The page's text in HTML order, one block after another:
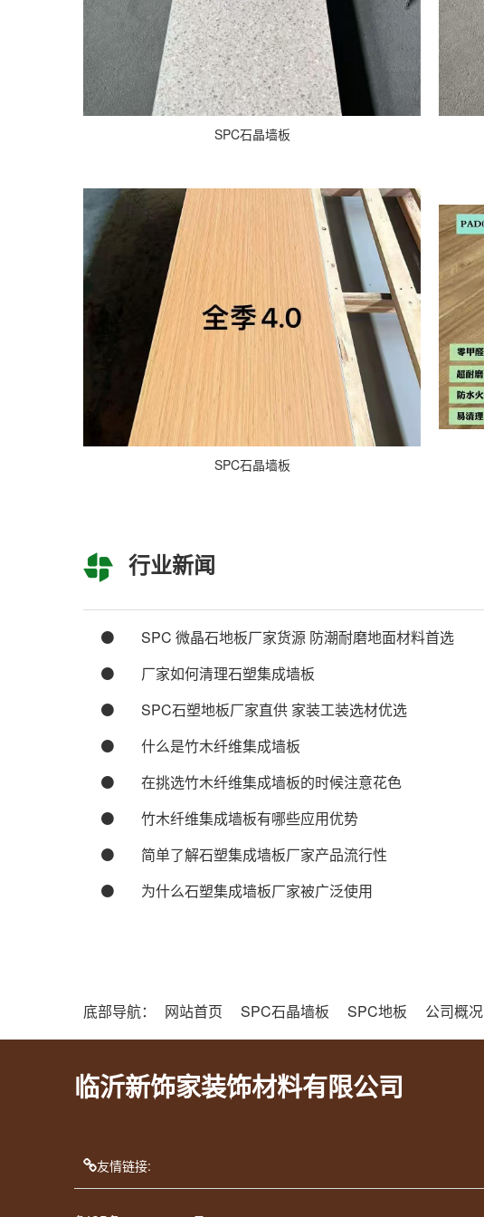
SPC石晶墙板
SPC石晶墙板
行业新闻
SPC 微晶石地板厂家货源 防潮耐磨地面材料首选
厂家如何清理石塑集成墙板
SPC石塑地板厂家直供 家装工装选材优选
什么是竹木纤维集成墙板
在挑选竹木纤维集成墙板的时候注意花色
竹木纤维集成墙板有哪些应用优势
简单了解石塑集成墙板厂家产品流行性
为什么石塑集成墙板厂家被广泛使用
底部导航： 网站首页 SPC石晶墙板 SPC地板 公司概况
临沂新饰家装饰材料有限公司
友情链接: